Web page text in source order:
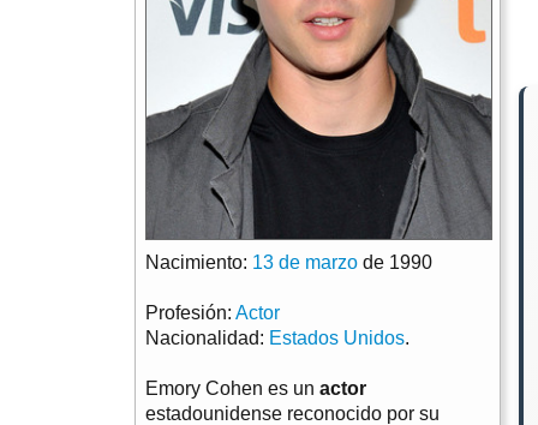
Nacimiento: 13 de marzo de 1990
Profesión: Actor
Nacionalidad: Estados Unidos.
Emory Cohen es un actor
estadounidense reconocido por su